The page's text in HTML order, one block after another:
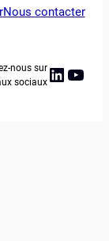
Nous contacter
nous sur
sociaux